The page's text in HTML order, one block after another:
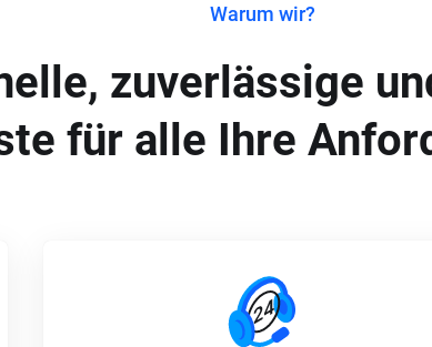
Warum wir?
zuverlässige
für alle Ihre